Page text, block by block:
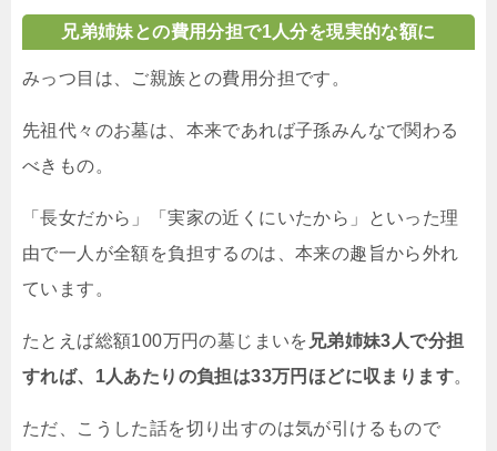
兄弟姉妹との費用分担で1人分を現実的な額に
みっつ目は、ご親族との費用分担です。
先祖代々のお墓は、本来であれば子孫みんなで関わる
べきもの。
「長女だから」「実家の近くにいたから」といった理
由で一人が全額を負担するのは、本来の趣旨から外れ
ています。
たとえば総額100万円の墓じまいを 兄弟姉妹3人で分担
すれば、1人あたりの負担は33万円ほどに収まります。
ただ、こうした話を切り出すのは気が引けるもので